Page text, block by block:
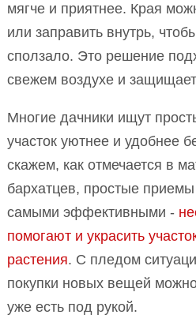
мягче и приятнее. Края
или заправить внутрь,
сползало. Это решение
свежем воздухе и
Многие дачники ищут
участок уютнее и удобнее
скажем, как отмечается в
бархатцев, простые
самыми эффективными -
помогают и украсить
растения. С пледом
покупки новых вещей
уже есть под рукой.